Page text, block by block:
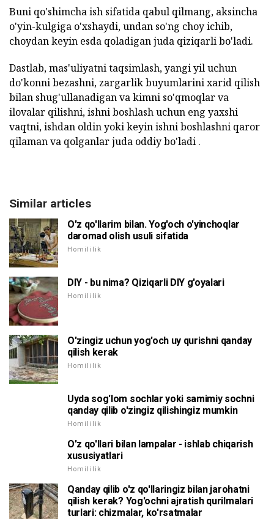
Buni qo'shimcha ish sifatida qabul qilmang, aksincha
o'yin-kulgiga o'xshaydi, undan so'ng choy ichib,
choydan keyin esda qoladigan juda qiziqarli bo'ladi.
Dastlab, mas'uliyatni taqsimlash, yangi yil uchun
do'konni bezashni, zargarlik buyumlarini xarid qilish
bilan shug'ullanadigan va kimni so'qmoqlar va
ilovalar qilishni, ishni boshlash uchun eng yaxshi
vaqtni, ishdan oldin yoki keyin ishni boshlashni qaror
qilaman va qolganlar juda oddiy bo'ladi .
Similar articles
O'z qo'llarim bilan. Yog'och o'yinchoqlar
daromad olish usuli sifatida
Homililik
DIY - bu nima? Qiziqarli DIY g'oyalari
Homililik
O'zingiz uchun yog'och uy qurishni qanday
qilish kerak
Homililik
Uyda sog'lom sochlar yoki samimiy sochni
qanday qilib o'zingiz qilishingiz mumkin
Homililik
O'z qo'llari bilan lampalar - ishlab chiqarish
xususiyatlari
Homililik
Qanday qilib o'z qo'llaringiz bilan jarohatni
qilish kerak? Yog'ochni ajratish qurilmalari
turlari: chizmalar, ko'rsatmalar